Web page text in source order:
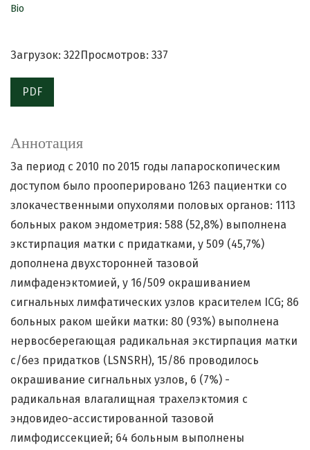
Bio
Загрузок: 322 Просмотров: 337
PDF
Аннотация
За период с 2010 по 2015 годы лапароскопическим
доступом было прооперировано 1263 пациентки со
злокачественными опухолями половых органов: 1113
больных раком эндометрия: 588 (52,8%) выполнена
экстирпация матки с придатками, у 509 (45,7%)
дополнена двухсторонней тазовой
лимфаденэктомией, у 16/509 окрашиванием
сигнальных лимфатических узлов красителем ICG; 86
больных раком шейки матки: 80 (93%) выполнена
нервосберегающая радикальная экстирпация матки
с/без придатков (LSNSRH), 15/86 проводилось
окрашивание сигнальных узлов, 6 (7%) -
радикальная влагалищная трахелэктомия с
эндовидео-ассистированной тазовой
лимфодиссекцией; 64 больным выполнены